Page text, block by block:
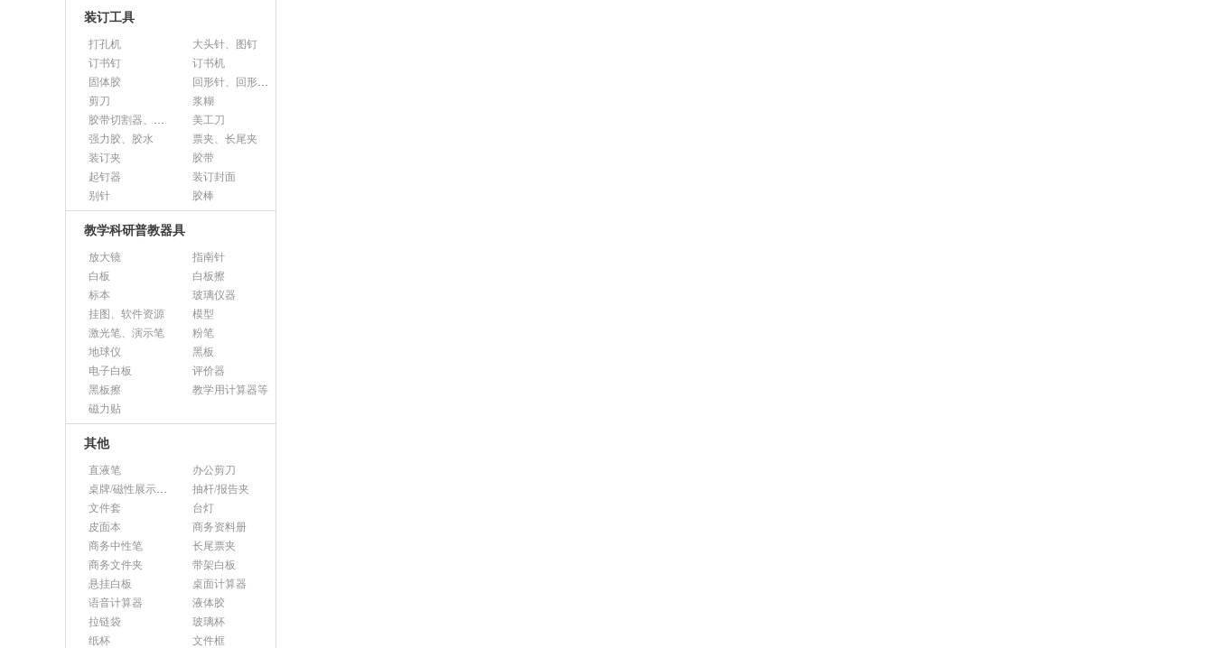
装订工具
打孔机
大头针、图钉
订书钉
订书机
固体胶
回形针、回形针盒
剪刀
浆糊
胶带切割器、胶带座、封箱器
美工刀
强力胶、胶水
票夹、长尾夹
装订夹
胶带
起钉器
装订封面
别针
胶棒
教学科研普教器具
放大镜
指南针
白板
白板擦
标本
玻璃仪器
挂图、软件资源
模型
激光笔、演示笔
粉笔
地球仪
黑板
电子白板
评价器
黑板擦
教学用计算器等
磁力贴
其他
直液笔
办公剪刀
桌牌/磁性展示帖/证件框
抽杆/报告夹
文件套
台灯
皮面本
商务资料册
商务中性笔
长尾票夹
商务文件夹
带架白板
悬挂白板
桌面计算器
语音计算器
液体胶
拉链袋
玻璃杯
纸杯
文件框